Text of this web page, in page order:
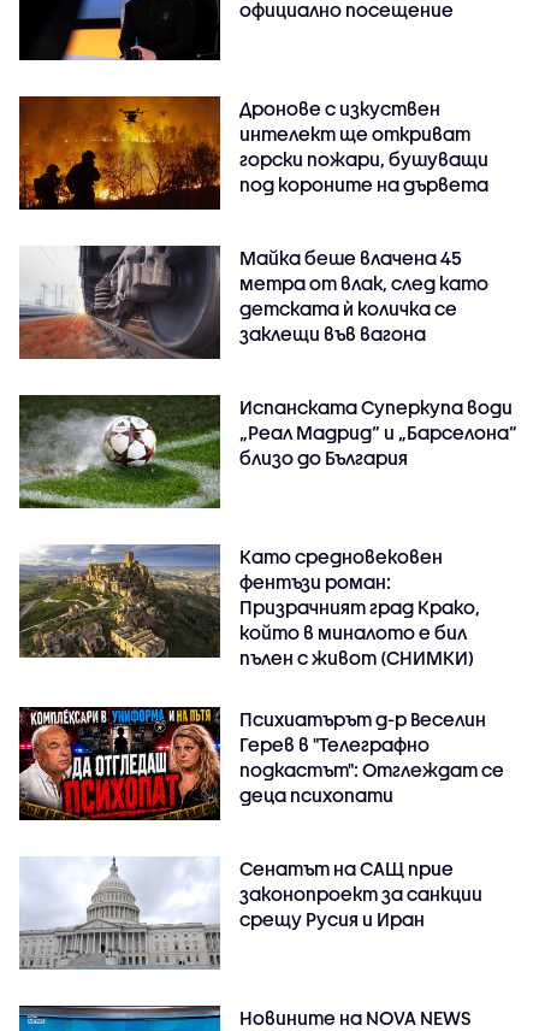
официално посещение
Дронове с изкуствен
интелект ще откриват
горски пожари, бушуващи
под короните на дървета
Майка беше влачена 45
метра от влак, след като
детската ѝ количка се
заклещи във вагона
Испанската Суперкупа води
„Реал Мадрид“ и „Барселона“
близо до България
Като средновековен
фентъзи роман:
Призрачният град Крако,
който в миналото е бил
пълен с живот (СНИМКИ)
Психиатърът д-р Веселин
Герев в "Телеграфно
подкастът": Отглеждат се
деца психопати
Сенатът на САЩ прие
законопроект за санкции
срещу Русия и Иран
Новините на NOVA NEWS